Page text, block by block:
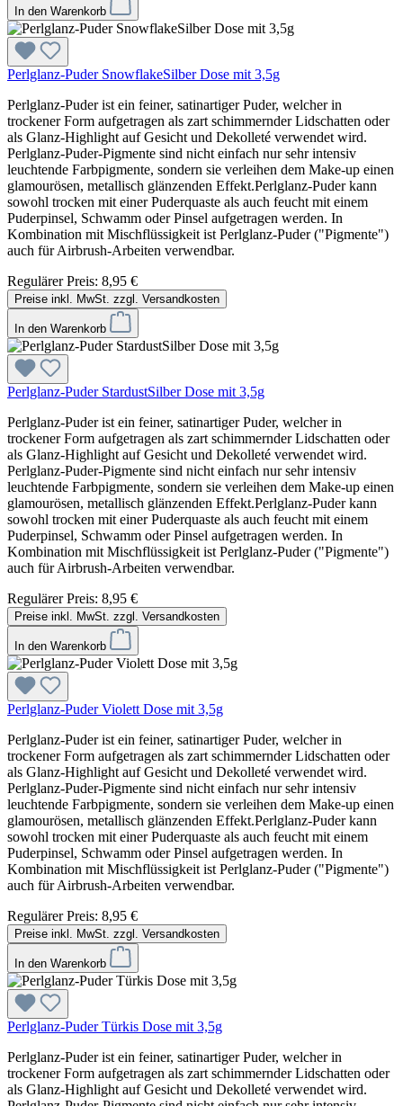
In den Warenkorb
Perlglanz-Puder SnowflakeSilber Dose mit 3,5g
Perlglanz-Puder ist ein feiner, satinartiger Puder, welcher in
trockener Form aufgetragen als zart schimmernder Lidschatten oder
als Glanz-Highlight auf Gesicht und Dekolleté verwendet wird.
Perlglanz-Puder-Pigmente sind nicht einfach nur sehr intensiv
leuchtende Farbpigmente, sondern sie verleihen dem Make-up einen
glamourösen, metallisch glänzenden Effekt.Perlglanz-Puder kann
sowohl trocken mit einer Puderquaste als auch feucht mit einem
Puderpinsel, Schwamm oder Pinsel aufgetragen werden. In
Kombination mit Mischflüssigkeit ist Perlglanz-Puder ("Pigmente")
auch für Airbrush-Arbeiten verwendbar.
Regulärer Preis: 8,95 €
Preise inkl. MwSt. zzgl. Versandkosten
In den Warenkorb
Perlglanz-Puder StardustSilber Dose mit 3,5g
Perlglanz-Puder ist ein feiner, satinartiger Puder, welcher in
trockener Form aufgetragen als zart schimmernder Lidschatten oder
als Glanz-Highlight auf Gesicht und Dekolleté verwendet wird.
Perlglanz-Puder-Pigmente sind nicht einfach nur sehr intensiv
leuchtende Farbpigmente, sondern sie verleihen dem Make-up einen
glamourösen, metallisch glänzenden Effekt.Perlglanz-Puder kann
sowohl trocken mit einer Puderquaste als auch feucht mit einem
Puderpinsel, Schwamm oder Pinsel aufgetragen werden. In
Kombination mit Mischflüssigkeit ist Perlglanz-Puder ("Pigmente")
auch für Airbrush-Arbeiten verwendbar.
Regulärer Preis: 8,95 €
Preise inkl. MwSt. zzgl. Versandkosten
In den Warenkorb
Perlglanz-Puder Violett Dose mit 3,5g
Perlglanz-Puder ist ein feiner, satinartiger Puder, welcher in
trockener Form aufgetragen als zart schimmernder Lidschatten oder
als Glanz-Highlight auf Gesicht und Dekolleté verwendet wird.
Perlglanz-Puder-Pigmente sind nicht einfach nur sehr intensiv
leuchtende Farbpigmente, sondern sie verleihen dem Make-up einen
glamourösen, metallisch glänzenden Effekt.Perlglanz-Puder kann
sowohl trocken mit einer Puderquaste als auch feucht mit einem
Puderpinsel, Schwamm oder Pinsel aufgetragen werden. In
Kombination mit Mischflüssigkeit ist Perlglanz-Puder ("Pigmente")
auch für Airbrush-Arbeiten verwendbar.
Regulärer Preis: 8,95 €
Preise inkl. MwSt. zzgl. Versandkosten
In den Warenkorb
Perlglanz-Puder Türkis Dose mit 3,5g
Perlglanz-Puder ist ein feiner, satinartiger Puder, welcher in
trockener Form aufgetragen als zart schimmernder Lidschatten oder
als Glanz-Highlight auf Gesicht und Dekolleté verwendet wird.